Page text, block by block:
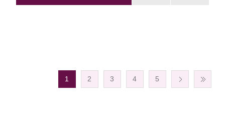
1 2 3 4 5